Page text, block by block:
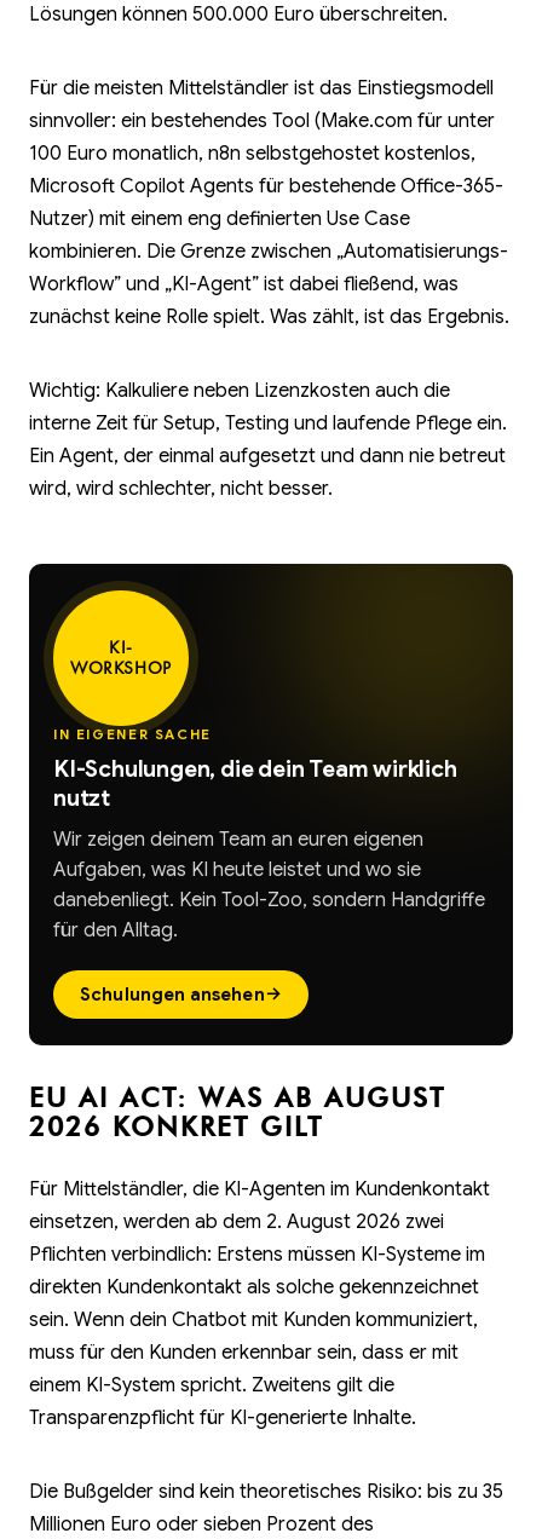
Lösungen können 500.000 Euro überschreiten.
Für die meisten Mittelständler ist das Einstiegsmodell
sinnvoller: ein bestehendes Tool (Make.com für unter
100 Euro monatlich, n8n selbstgehostet kostenlos,
Microsoft Copilot Agents für bestehende Office-365-
Nutzer) mit einem eng definierten Use Case
kombinieren. Die Grenze zwischen „Automatisierungs-
Workflow” und „KI-Agent” ist dabei fließend, was
zunächst keine Rolle spielt. Was zählt, ist das Ergebnis.
Wichtig: Kalkuliere neben Lizenzkosten auch die
interne Zeit für Setup, Testing und laufende Pflege ein.
Ein Agent, der einmal aufgesetzt und dann nie betreut
wird, wird schlechter, nicht besser.
IN EIGENER SACHE
KI-Schulungen, die dein Team wirklich
nutzt
Wir zeigen deinem Team an euren eigenen
Aufgaben, was KI heute leistet und wo sie
danebenliegt. Kein Tool-Zoo, sondern Handgriffe
für den Alltag.
Schulungen ansehen→
KI-
WORKSHOP
EU AI ACT: WAS AB AUGUST
2026 KONKRET GILT
Für Mittelständler, die KI-Agenten im Kundenkontakt
einsetzen, werden ab dem 2. August 2026 zwei
Pflichten verbindlich: Erstens müssen KI-Systeme im
direkten Kundenkontakt als solche gekennzeichnet
sein. Wenn dein Chatbot mit Kunden kommuniziert,
muss für den Kunden erkennbar sein, dass er mit
einem KI-System spricht. Zweitens gilt die
Transparenzpflicht für KI-generierte Inhalte.
Die Bußgelder sind kein theoretisches Risiko: bis zu 35
Millionen Euro oder sieben Prozent des